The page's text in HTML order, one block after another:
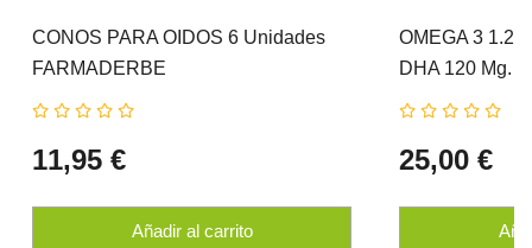
CONOS PARA OIDOS 6 Unidades
FARMADERBE
11,95 €
Añadir al carrito
OMEGA 3
DHA 120 Mg.
25,00 €